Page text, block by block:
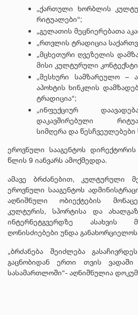
„ქართული ხორბლის
რიტუალები“;
„გელათის მეცნიერებათა
„რთვლის ტრადიცია
„მცხეთური ღვეზელის
მისი კულტურული
„მესხური სამზარეულო –
აპოხტის ხინკლის
ტრადიცია“;
„ინფექციურ
დაკავშირებული
სიმღერა და
ეროვნული სააგენტოს დირექტორის
წლის 9 იანვარს ამოქმედდა.
ამავე ბრძანებით, კულტურული
ეროვნული სააგენტოს
აღნიშნული ობიექტების
კულტურის, სპორტისა და
ინტერნეტგვერდზე ასახვის
ღონისძიებები უნდა
„ბრძანება შეიძლება
გაცნობიდან ერთი თვის
სასამართლოში“- აღნიშნულია